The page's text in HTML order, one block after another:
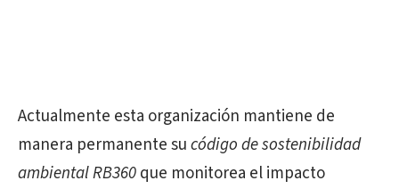
Actualmente esta organización mantiene de
manera permanente sucódigo de sostenibilidad
ambiental RB360que monitorea el impacto